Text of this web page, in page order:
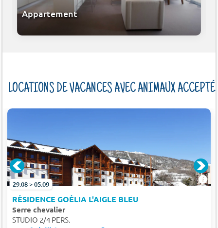
Appartement
LOCATIONS DE VACANCES AVEC ANIMAUX
29.08 > 05.09
RÉSIDENCE GOÉLIA L'AIGLE BLEU
Serre chevalier
STUDIO 2/4 PERS.